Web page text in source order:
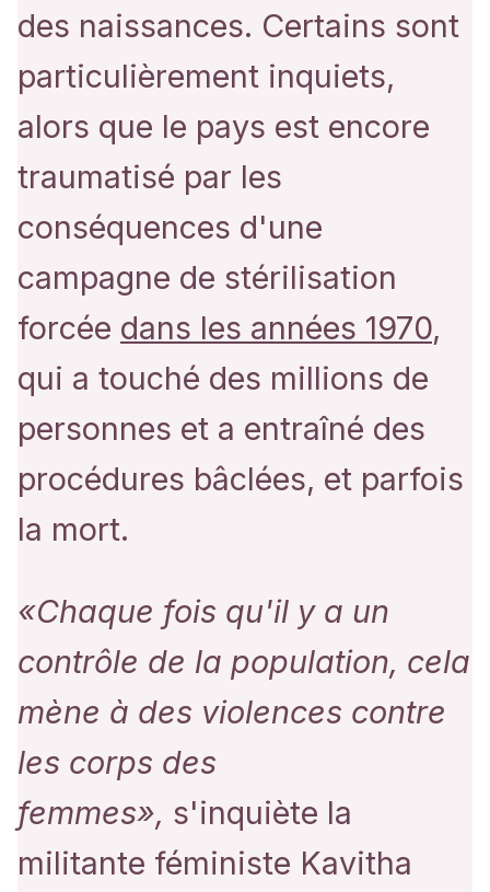
des naissances. Certains sont
particulièrement inquiets,
alors que le pays est encore
traumatisé par les
conséquences d'une
campagne de stérilisation
forcée dans les années 1970,
qui a touché des millions de
personnes et a entraîné des
procédures bâclées, et parfois
la mort.
«Chaque fois qu'il y a un
contrôle de la population, cela
mène à des violences contre
les corps des
femmes», s'inquiète la
militante féministe Kavitha